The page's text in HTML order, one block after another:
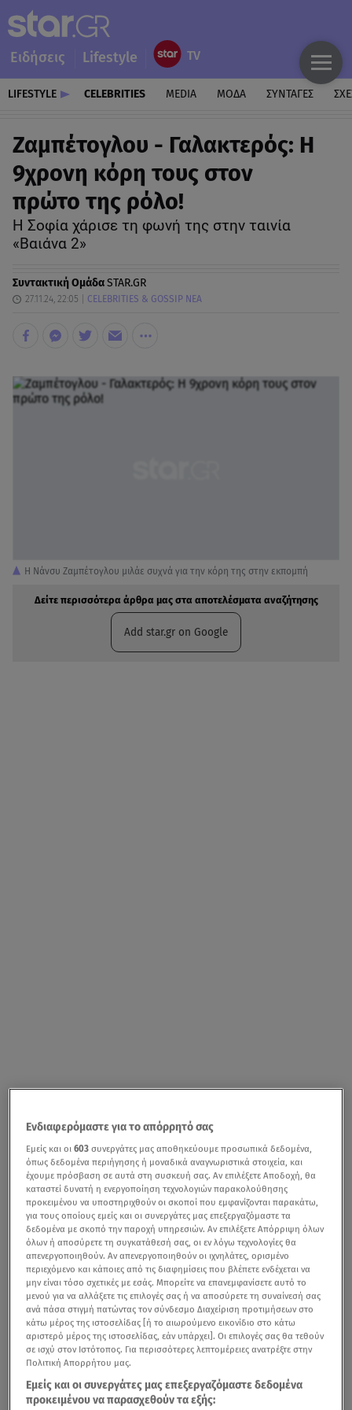
Ειδήσεις Lifestyle
LIFESTYLE CELEBRITIES MEDIA ΜΟΔΑ ΣΥΝΤΑΓΕΣ
Ζαμπέτογλου - Γαλακτερός: Η
9χρονη κόρη τους στον
πρώτο της ρόλο!
Η Σοφία χάρισε τη φωνή της στην ταινία
«Βαιάνα 2»
Συντακτική ΟμάδαSTAR.GR
27.11.24, 22:05 CELEBRITIES & GOSSIP ΝΕΑ
Η Νάνσυ Ζαμπέτογλου μιλάε συχνά για την κόρη της στην εκπομπή
Δείτε περισσότερα άρθρα μας στα αποτελέσματα αναζήτησης
Add star.gr on Google
Ενδιαφερόμαστε για το απόρρητό σας
Εμείς και οι603 συνεργάτες μας αποθηκεύουμε προσωπικά δεδομένα,
όπως δεδομένα περιήγησης ή μοναδικά αναγνωριστικά στοιχεία, και
έχουμε πρόσβαση σε αυτά στη συσκευή σας. Αν επιλέξετε Αποδοχή, θα
καταστεί δυνατή η ενεργοποίηση τεχνολογιών παρακολούθησης
προκειμένου να υποστηριχθούν οι σκοποί που εμφανίζονται παρακάτω,
για τους οποίους εμείς και οι συνεργάτες μας επεξεργαζόμαστε τα
δεδομένα με σκοπό την παροχή υπηρεσιών. Αν επιλέξετε Απόρριψη όλων
όλων ή αποσύρετε τη συγκατάθεσή σας, οι εν λόγω τεχνολογίες θα
απενεργοποιηθούν. Αν απενεργοποιηθούν οι ιχνηλάτες, ορισμένο
περιεχόμενο και κάποιες από τις διαφημίσεις που βλέπετε ενδέχεται να
μην είναι τόσο σχετικές με εσάς. Μπορείτε να επανεμφανίσετε αυτό το
μενού για να αλλάξετε τις επιλογές σας ή να αποσύρετε τη συναίνεσή σας
ανά πάσα στιγμή πατώντας τον σύνδεσμο Διαχείριση προτιμήσεων στο
κάτω μέρος της ιστοσελίδας [ή το αιωρούμενο εικονίδιο στο κάτω
αριστερό μέρος της ιστοσελίδας, εάν υπάρχει]. Οι επιλογές σας θα τεθούν
σε ισχύ στον Ιστότοπος. Για περισσότερες λεπτομέρειες ανατρέξτε στην
Πολιτική Απορρήτου μας.
Εμείς και οι συνεργάτες μας επεξεργαζόμαστε δεδομένα
προκειμένου να παρασχεθούν τα εξής: